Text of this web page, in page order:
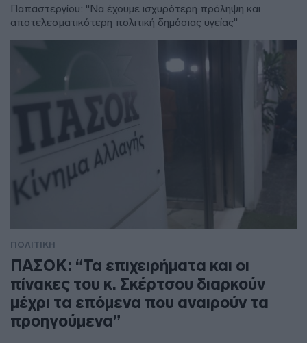
Παπαστεργίου: "Να έχουμε ισχυρότερη πρόληψη και
αποτελεσματικότερη πολιτική δημόσιας υγείας"
ΠΟΛΙΤΙΚΗ
ΠΑΣΟΚ: “Τα επιχειρήματα και οι
πίνακες του κ. Σκέρτσου διαρκούν
μέχρι τα επόμενα που αναιρούν τα
προηγούμενα”